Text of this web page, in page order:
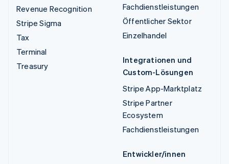
Revenue Recognition
Stripe Sigma
Tax
Terminal
Treasury
Fachdienstleistungen
Öffentlicher Sektor
Einzelhandel
Integrationen und
Custom-Lösungen
Stripe App-Marktplatz
Stripe Partner
Ecosystem
Fachdienstleistungen
Entwickler/innen